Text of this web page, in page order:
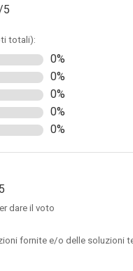
si può procedere alla
cui sono previsti tre
del gruppo, delle email
dei genitori degli
benvenuto.
gruppo sarà molto
o dei post testuali a
rispondere o lasciare un
5
totali):
0%
0%
0%
0%
0%
5
dare il voto
fornite e/o delle soluzioni